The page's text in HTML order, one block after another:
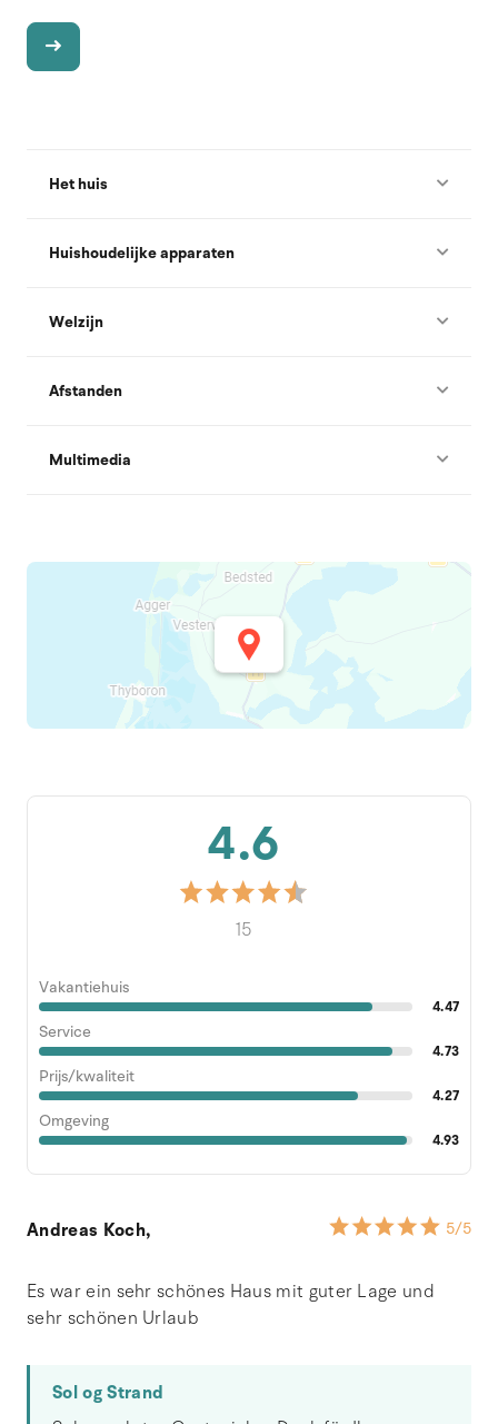
Het huis
Huishoudelijke apparaten
Welzijn
Afstanden
Multimedia
4.6
15
Vakantiehuis
4.47
Service
4.73
Prijs/kwaliteit
4.27
Omgeving
4.93
Andreas Koch, 5/5
Es war ein sehr schönes Haus mit guter Lage und
sehr schönen Urlaub
Sol og Strand